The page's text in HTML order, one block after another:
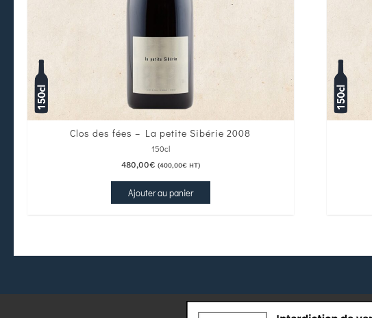
Clos des fées – La petite Sibérie 2008
150cl
480,00€ (400,00€HT)
Ajouter au panier